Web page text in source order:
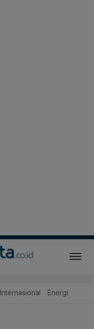
Internasional Energi